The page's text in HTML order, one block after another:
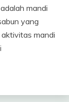
mandi
yang
mandi